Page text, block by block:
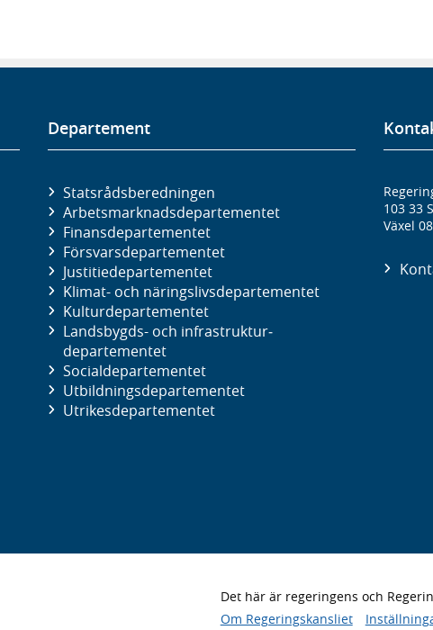
Departement
Statsrådsberedningen
Arbetsmarknads­departementet
Finans­departementet
Försvars­departementet
Justitie­departementet
Klimat- och näringslivs­departementet
Kultur­departementet
Landsbygds- och infrastruktur­
departementet
Social­departementet
Utbildnings­departementet
Utrikes­departementet
103 33
Växel
Det här är regeringens och
Om Regeringskansliet